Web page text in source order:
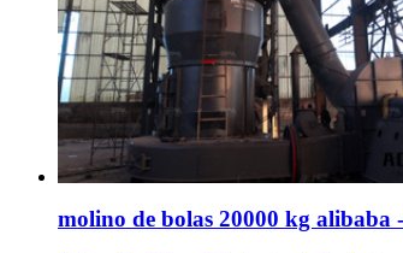
molino de bolas 20000 kg alibaba